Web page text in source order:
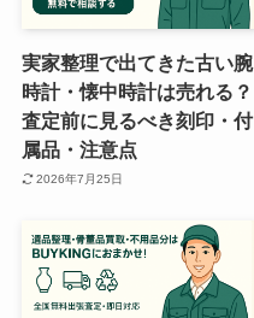
実家整理で出てきた古い腕
時計・懐中時計は売れる？
査定前に見るべき刻印・付
属品・注意点
2026年7月25日